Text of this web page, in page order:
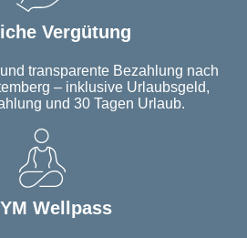
Vergütung
transparente Bezahlung nach
– inklusive Urlaubsgeld,
und 30 Tagen Urlaub.
Wellpass